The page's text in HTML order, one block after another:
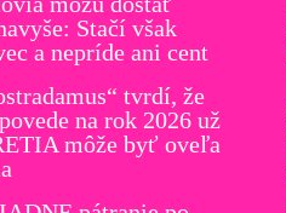
Stačí však
a nepríde ani cent
tvrdí, že
na rok 2026 už
môže byť oveľa